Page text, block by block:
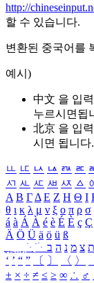
http://
할 수 있습니다.
변환된 중국어를
예시)
中文 을 입
누르시면됩
北京 을 입
시면 됩니다.
ㅥ ㅦ ㅧ ㅨ ㅩ ㅪ
ㅺ ㅻ ㅼ ㅽ ㅾ ㅿ
Α Β ΓΔ Ε Ζ Η Θ Ι
θ ι κ λ μ ν ξ ο π ρ σ
á à Á À é è É È ç Ç
Ä Ö Ü ä ö ü ß
ִֶֹ ֻּ ׁׂ ת צ מ נ ה ב
‘ ’ “ ” 〔 〕 〈 〉
± × ÷ ≠ ≤ ≥ ∞ ∴ ♂